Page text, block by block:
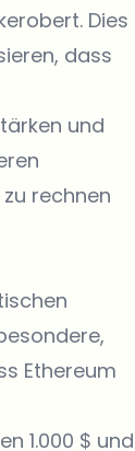
Dies
dass
und
rechnen
Ethereum
1.000 $ und